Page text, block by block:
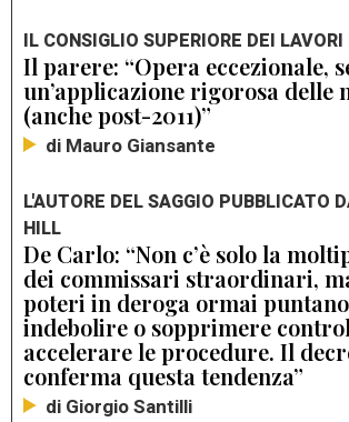
IL CONSIGLIO SUPERIORE DEI
Il parere: “Opera eccezionale,
un’applicazione rigorosa delle
(anche post-2011)”
di Mauro Giansante
L'AUTORE DEL SAGGIO PUBBLICATO
HILL
De Carlo: “Non c’è solo la
dei commissari straordinari,
poteri in deroga ormai
indebolire o sopprimere
accelerare le procedure. Il
conferma questa tendenza”
di Giorgio Santilli